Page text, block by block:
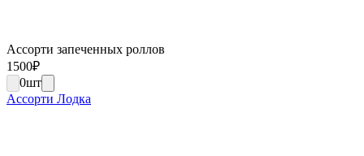
Ассорти запеченных роллов
1500₽
0шт
Ассорти Лодка